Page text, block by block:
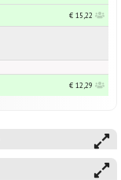
€ 15,22
€ 12,29